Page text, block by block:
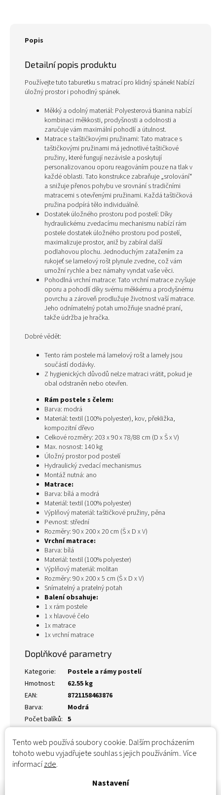
Tento web používá soubory cookie. Dalším procházením
tohoto webu vyjadřujete souhlas s jejich používáním.. Více
informacízde.
Nastavení
Popis
Detailní popis produktu
Používejte tuto taburetku s matrací pro klidný spánek! Nabízí
úložný prostor i pohodlný spánek.
Měkký a odolný materiál: Polyesterová tkanina nabízí
kombinaci měkkosti, prodyšnosti a odolnosti a
zaručuje vám maximální pohodlí a útulnost.
Matrace s taštičkovými pružinami: Tato matrace s
taštičkovými pružinami má jednotlivé taštičkové
pružiny, které fungují nezávisle a poskytují
personalizovanou oporu reagováním pouze na tlak v
každé oblasti. Tato konstrukce zabraňuje „srolování“
a snižuje přenos pohybu ve srovnání s tradičními
matracemi s otevřenými pružinami. Každá taštičková
pružina podpírá tělo individuálně.
Dostatek úložného prostoru pod postelí: Díky
hydraulickému zvedacímu mechanismu nabízí rám
postele dostatek úložného prostoru pod postelí,
maximalizuje prostor, aniž by zabíral další
podlahovou plochu. Jednoduchým zatažením za
rukojeť se lamelový rošt plynule zvedne, což vám
umožní rychle a bez námahy vyndat vaše věci.
Pohodlná vrchní matrace: Tato vrchní matrace zvyšuje
oporu a pohodlí díky svému měkkému a prodyšnému
povrchu a zároveň prodlužuje životnost vaší matrace.
Jeho odnímatelný potah umožňuje snadné praní,
takže údržba je hračka.
Dobré vědět:
Tento rám postele má lamelový rošt a lamely jsou
součástí dodávky.
Z hygienických důvodů nelze matraci vrátit, pokud je
obal odstraněn nebo otevřen.
Rám postele s čelem:
Barva: modrá
Materiál: textil (100% polyester), kov, překližka,
kompozitní dřevo
Celkové rozměry: 203 x 90 x 78/88 cm (D x Š x V)
Max. nosnost: 140 kg
Úložný prostor pod postelí
Hydraulický zvedací mechanismus
Montáž nutná: ano
Matrace:
Barva: bílá a modrá
Materiál: textil (100% polyester)
Výplňový materiál: taštičkové pružiny, pěna
Pevnost: střední
Rozměry: 90 x 200 x 20 cm (Š x D x V)
Vrchní matrace:
Barva: bílá
Materiál: textil (100% polyester)
Výplňový materiál: molitan
Rozměry: 90 x 200 x 5 cm (Š x D x V)
Snímatelný a pratelný potah
Balení obsahuje:
1 x rám postele
1 x hlavové čelo
1x matrace
1x vrchní matrace
Doplňkové parametry
Kategorie:
Postele a rámy postelí
Hmotnost:
62.55 kg
EAN:
8721158463876
Barva:
Modrá
Počet balíků: 5